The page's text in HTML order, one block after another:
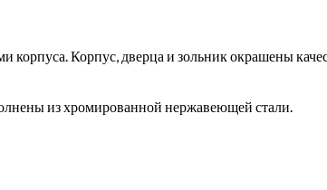
Корпус, дверца и зольник окрашены
из хромированной нержавеющей стали.